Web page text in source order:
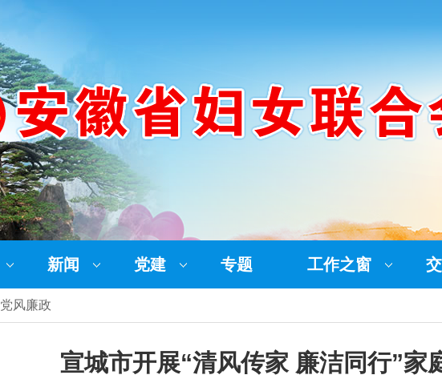
新闻 党建 专题 工作之窗
党风廉政
宣城市开展“清风传家 廉洁同行”家